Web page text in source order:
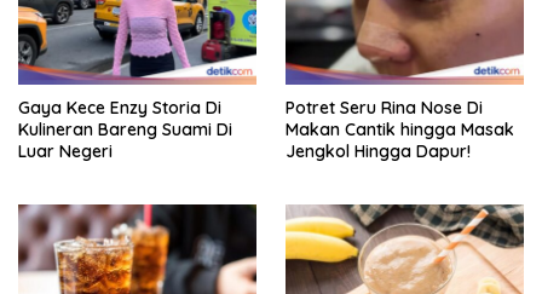
Gaya Kece Enzy Storia Di
Kulineran Bareng Suami Di
Luar Negeri
Potret Seru Rina Nose Di
Makan Cantik hingga Masak
Jengkol Hingga Dapur!